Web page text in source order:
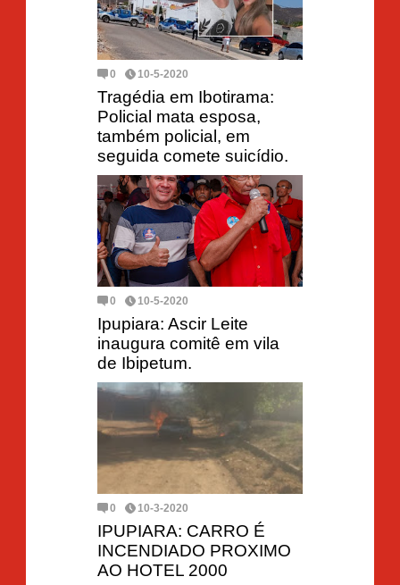
0 10-5-2020
Tragédia em Ibotirama:
Policial mata esposa,
também policial, em
seguida comete suicídio.
0 10-5-2020
Ipupiara: Ascir Leite
inaugura comitê em vila
de Ibipetum.
0 10-3-2020
IPUPIARA: CARRO É
INCENDIADO PROXIMO
AO HOTEL 2000